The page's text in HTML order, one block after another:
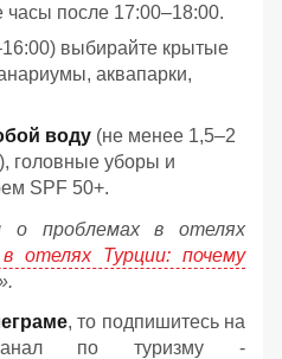
часы после 17:00–18:00.
выбирайте крытые
аквапарки,
воду (не менее 1,5–2
головные уборы и
SPF 50+.
о проблемах в отелях
отелях Турции: почему
, то подпишитесь на
по туризму -